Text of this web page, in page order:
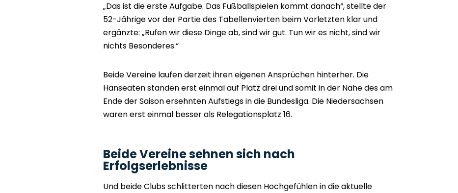
„Das ist die erste Aufgabe. Das Fußballspielen kommt danach“, stellte der
52-Jährige vor der Partie des Tabellenvierten beim Vorletzten klar und
ergänzte: „Rufen wir diese Dinge ab, sind wir gut. Tun wir es nicht, sind wir
nichts Besonderes.“
Beide Vereine laufen derzeit ihren eigenen Ansprüchen hinterher. Die
Hanseaten standen erst einmal auf Platz drei und somit in der Nähe des am
Ende der Saison ersehnten Aufstiegs in die Bundesliga. Die Niedersachsen
waren erst einmal besser als Relegationsplatz 16.
Beide Vereine sehnen sich nach
Erfolgserlebnisse
Und beide Clubs schlitterten nach diesen Hochgefühlen in die aktuelle